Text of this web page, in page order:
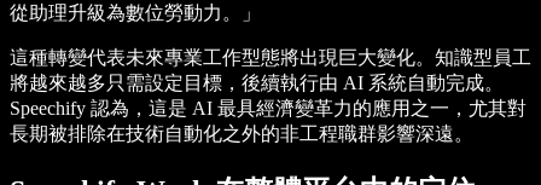
從助理升級為數位勞動力。」
這種轉變代表未來專業工作型態將出現巨大變化。知識型員工
將越來越多只需設定目標，後續執行由 AI 系統自動完成。
Speechify 認為，這是 AI 最具經濟變革力的應用之一，尤其對
長期被排除在技術自動化之外的非工程職群影響深遠。